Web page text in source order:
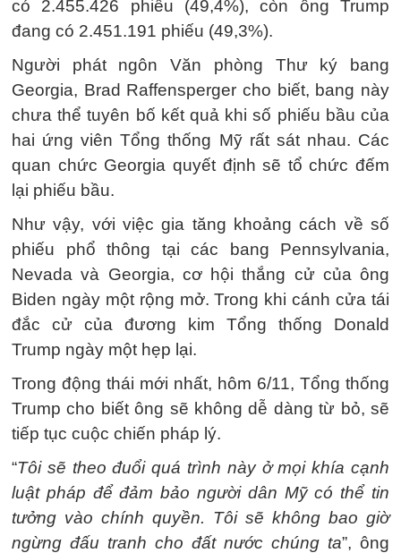
có 2.455.426 phiếu (49,4%), còn ông Trump
đang có 2.451.191 phiếu (49,3%).
Người phát ngôn Văn phòng Thư ký bang
Georgia, Brad Raffensperger cho biết, bang này
chưa thể tuyên bố kết quả khi số phiếu bầu của
hai ứng viên Tổng thống Mỹ rất sát nhau. Các
quan chức Georgia quyết định sẽ tổ chức đếm
lại phiếu bầu.
Như vậy, với việc gia tăng khoảng cách về số
phiếu phổ thông tại các bang Pennsylvania,
Nevada và Georgia, cơ hội thắng cử của ông
Biden ngày một rộng mở. Trong khi cánh cửa tái
đắc cử của đương kim Tổng thống Donald
Trump ngày một hẹp lại.
Trong động thái mới nhất, hôm 6/11, Tổng thống
Trump cho biết ông sẽ không dễ dàng từ bỏ, sẽ
tiếp tục cuộc chiến pháp lý.
“Tôi sẽ theo đuổi quá trình này ở mọi khía cạnh
luật pháp để đảm bảo người dân Mỹ có thể tin
tưởng vào chính quyền. Tôi sẽ không bao giờ
ngừng đấu tranh cho đất nước chúng ta”, ông